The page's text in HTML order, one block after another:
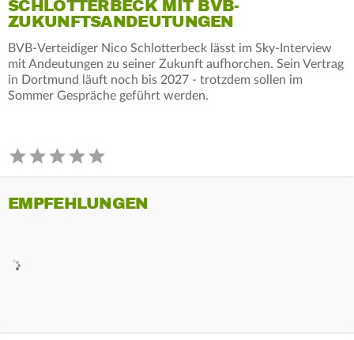
SCHLOTTERBECK MIT BVB-
ZUKUNFTSANDEUTUNGEN
BVB-Verteidiger Nico Schlotterbeck lässt im Sky-Interview
mit Andeutungen zu seiner Zukunft aufhorchen. Sein Vertrag
in Dortmund läuft noch bis 2027 - trotzdem sollen im
Sommer Gespräche geführt werden.
EMPFEHLUNGEN